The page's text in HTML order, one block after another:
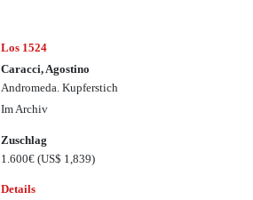
Los 1524
Caracci, Agostino
Andromeda. Kupferstich
Im Archiv
Zuschlag
1.600€(US$ 1,839)
Details